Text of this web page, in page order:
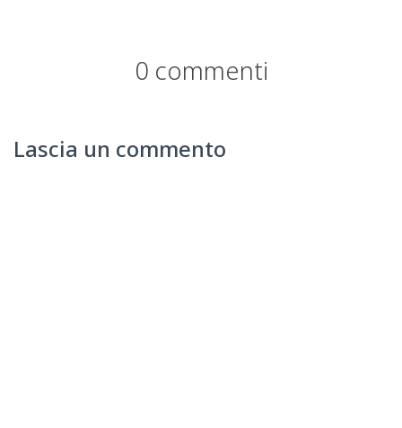
0 commenti
Lascia un commento